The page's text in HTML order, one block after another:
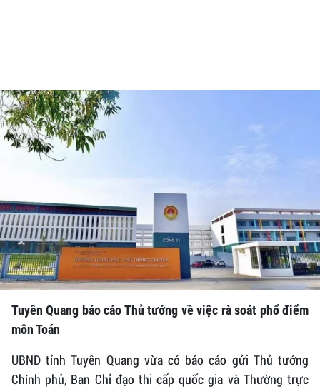
Tuyên Quang báo cáo Thủ tướng về việc rà soát phổ điểm
môn Toán
UBND tỉnh Tuyên Quang vừa có báo cáo gửi Thủ tướng
Chính phủ, Ban Chỉ đạo thi cấp quốc gia và Thường trực